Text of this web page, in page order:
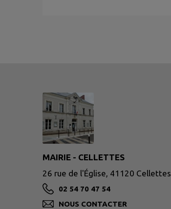
MAIRIE - CELLETTES
26 rue de l'Église, 41120 Cellettes
02 54 70 47 54
NOUS CONTACTER